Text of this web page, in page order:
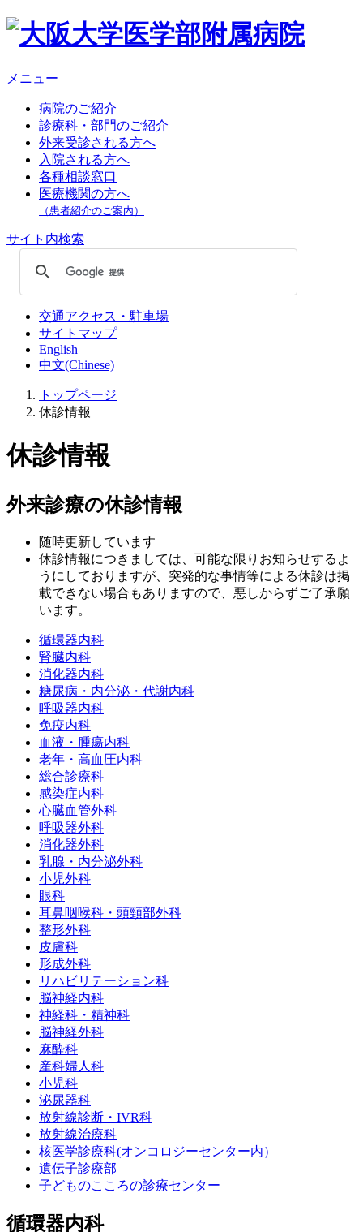
メニュー
病院のご紹介
診療科・部門のご紹介
外来受診される方へ
入院される方へ
各種相談窓口
医療機関の方へ
（患者紹介のご案内）
サイト内検索
交通アクセス・駐車場
サイトマップ
English
中文(Chinese)
トップページ
休診情報
休診情報
外来診療の休診情報
随時更新しています
休診情報につきましては、可能な限りお知らせするよ
うにしておりますが、突発的な事情等による休診は掲
載できない場合もありますので、悪しからずご了承願
います。
循環器内科
腎臓内科
消化器内科
糖尿病・内分泌・代謝内科
呼吸器内科
免疫内科
血液・腫瘍内科
老年・高血圧内科
総合診療科
感染症内科
心臓血管外科
呼吸器外科
消化器外科
乳腺・内分泌外科
小児外科
眼科
耳鼻咽喉科・頭頸部外科
整形外科
皮膚科
形成外科
リハビリテーション科
脳神経内科
神経科・精神科
脳神経外科
麻酔科
産科婦人科
小児科
泌尿器科
放射線診断・IVR科
放射線治療科
核医学診療科(オンコロジーセンター内）
遺伝子診療部
子どものこころの診療センター
循環器内科